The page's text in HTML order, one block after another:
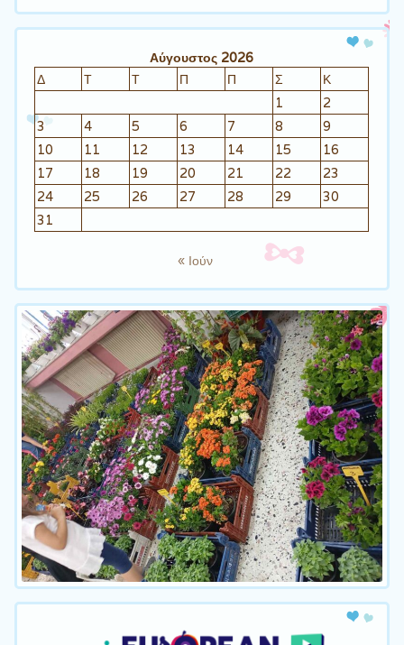
Αύγουστος 2026
Δ
Τ Τ Π Π Σ
Κ
1
2
3
4 5 6 7 8
9
10
11 12 13 14 15
16
17
18 19 20 21 22
23
24
25 26 27 28 29
30
31
« Ιούν